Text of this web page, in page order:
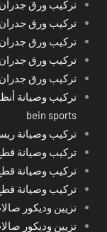
تركيب ورق
تركيب ورق جدران
تركيب ورق
تركيب ورق
تركيب ورق جدران
تركيب وصيانة
bein sports
تركيب وصيانة
تركيب وصيانة
تركيب وصيانة
تركيب وصيانة
تزيين وديكور
تزيين وديكور